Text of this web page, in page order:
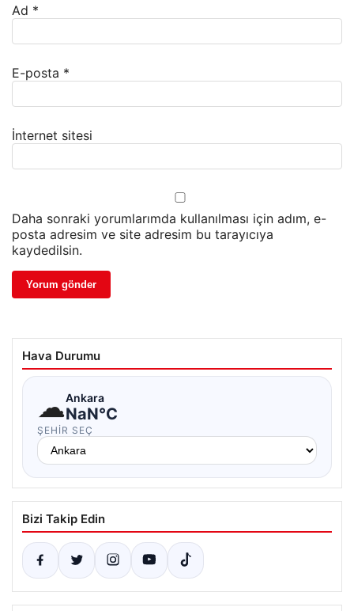
Ad *
E-posta *
İnternet sitesi
Daha sonraki yorumlarımda kullanılması için adım, e-
posta adresim ve site adresim bu tarayıcıya
kaydedilsin.
Hava Durumu
☁Ankara
NaN°C
ŞEHIR SEÇ
Bizi Takip Edin